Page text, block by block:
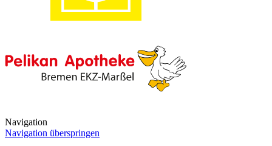
Navigation
Navigation überspringen